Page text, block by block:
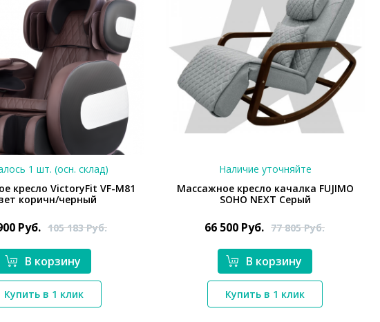
1 шт. (осн. склад)
кресло VictoryFit VF-M81
коричн/черный
Руб. 105 183Руб.
В корзину
Купить в 1 клик
*}
Наличие уточняйте
Массажное кресло качалка FUJIMO
SOHO NEXT Серый
66 500 Руб. 77 805Руб.
В корзину
Купить в 1 клик